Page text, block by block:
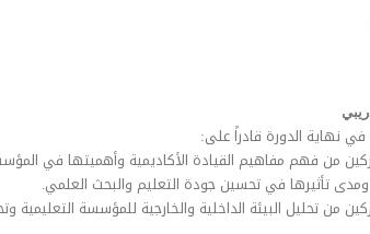
نهاية الدورة قادراً على:
من فهم مفاهيم القيادة الأكاديمية وأهميتها في
ومدى تأثيرها في تحسين جودة التعليم والبحث العلمي.
من تحليل البيئة الداخلية والخارجية للمؤسسة التعليمية